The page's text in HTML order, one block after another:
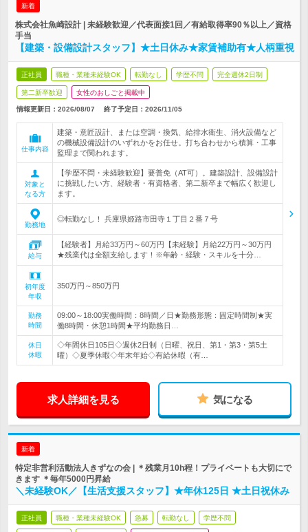
新着
株式会社魚崎設計 | 未経験歓迎／代表面接1回／有給取得率90％以上／資格
手当
【建築・設備設計スタッフ】★土日休み★家賃補助有★人柄重視
正社員 職種・業種未経験OK 転勤なし 学歴不問 完全週休2日制
第二新卒歓迎 女性のおしごと掲載中
情報更新日：2026/08/07 終了予定日： 2026/11/05
仕事内容
建築・意匠設計、または空調・換気、給排水衛生、消火設備など
の機械設備設計のいずれかをお任せ。打ち合わせから積算・工事
監理まで関われます。
対象と
なる方
【学歴不問・未経験歓迎】要普免（AT可）。建築設計、設備設計
に挑戦したい方、経験者・有資格者、第二新卒まで幅広く歓迎し
ます。
勤務地
◎転勤なし！ 兵庫県姫路市田寺１丁目２番７号
給与
【経験者】月給33万円～60万円【未経験】月給22万円～30万円
★残業代は全額支給します！※年齢・経験・スキルを十分…
初年度
年収
350万円～850万円
勤務
時間
09:00～18:00実働時間：8時間／日★勤務形態：固定時間制★実
働8時間・休憩1時間★平均勤務日…
休日
休暇
◇年間休日105日◇週休2日制（日曜、祝日、第1・第3・第5土
曜）◇夏季休暇◇年末年始◇有給休暇（有…
求人詳細を見る 気になる
新着
特定非営利活動法人きずなの会 | ＊残業月10h程！プライベートも大切にで
きます ＊毎年5000円昇給
＼未経験OK／【生活支援スタッフ】★年休125日 ★土日祝休み
正社員 職種・業種未経験OK 急募 転勤なし 学歴不問